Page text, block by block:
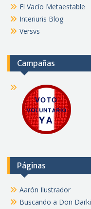
El Vacío Metaestable
Interiuris Blog
Versvs
Campañas
Páginas
Aarón Ilustrador
Buscando a Don Darki